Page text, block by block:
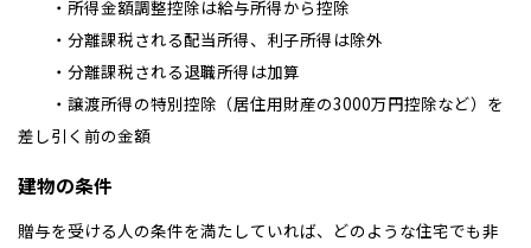
・所得金額調整控除は給与所得から控除
・分離課税される配当所得、利子所得は除外
・分離課税される退職所得は加算
・譲渡所得の特別控除（居住用財産の3000万円控除など）を
差し引く前の金額
建物の条件
贈与を受ける人の条件を満たしていれば、どのような住宅でも非